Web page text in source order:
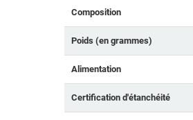
Composition
Poids (en grammes)
Alimentation
Certification d'étanchéité